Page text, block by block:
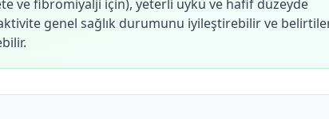
ve fibromiyalji için), yeterli uyku ve hafif düzeyde
genel sağlık durumunu iyileştirebilir ve